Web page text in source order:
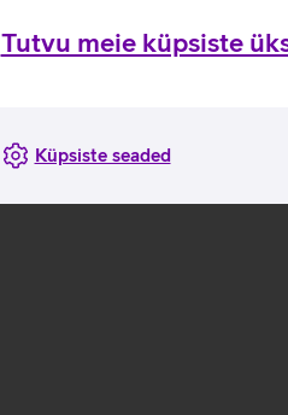
Tutvu meie küpsiste
Küpsiste seaded